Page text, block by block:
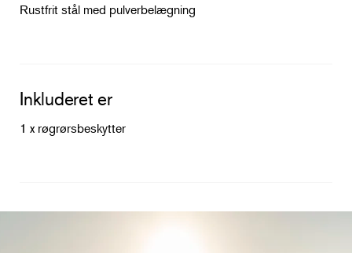
Rustfrit stål med pulverbelægning
Inkluderet er
1 x røgrørsbeskytter